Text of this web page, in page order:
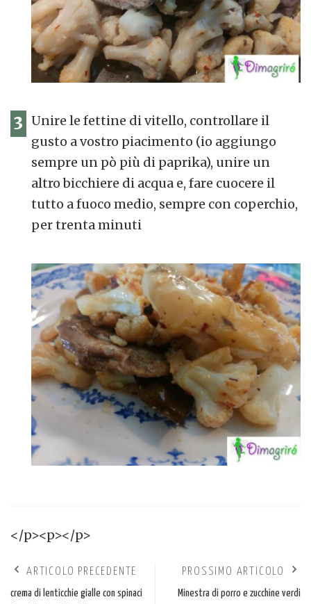
3 Unire le fettine di vitello, controllare il
gusto a vostro piacimento (io aggiungo
sempre un pò più di paprika), unire un
altro bicchiere di acqua e, fare cuocere il
tutto a fuoco medio, sempre con coperchio,
per trenta minuti
</p><p></p>
ARTICOLO PRECEDENTE
crema di lenticchie gialle con spinaci
PROSSIMO ARTICOLO
Minestra di porro e zucchine verdi